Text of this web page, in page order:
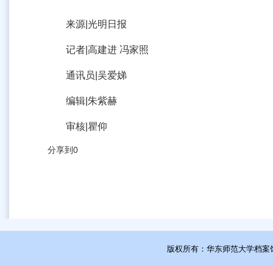
来源|光明日报
记者|高建进 冯家照
通讯员|吴爱娣
编辑|朱紫赫
审核|瞿仰
分享到0
版权所有：华东师范大学档案